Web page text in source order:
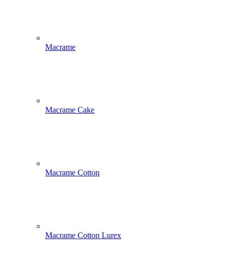
Macrame
Macrame Cake
Macrame Cotton
Macrame Cotton Lurex